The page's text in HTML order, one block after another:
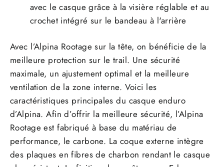
avec le casque grâce à la visière réglable et au
crochet intégré sur le bandeau à l'arrière
Avec l’Alpina Rootage sur la tête, on bénéficie de la
meilleure protection sur le trail. Une sécurité
maximale, un ajustement optimal et la meilleure
ventilation de la zone interne. Voici les
caractéristiques principales du casque enduro
d’Alpina. Afin d’offrir la meilleure sécurité, l’Alpina
Rootage est fabriqué à base du matériau de
performance, le carbone. La coque externe intègre
des plaques en fibres de charbon rendant le casque